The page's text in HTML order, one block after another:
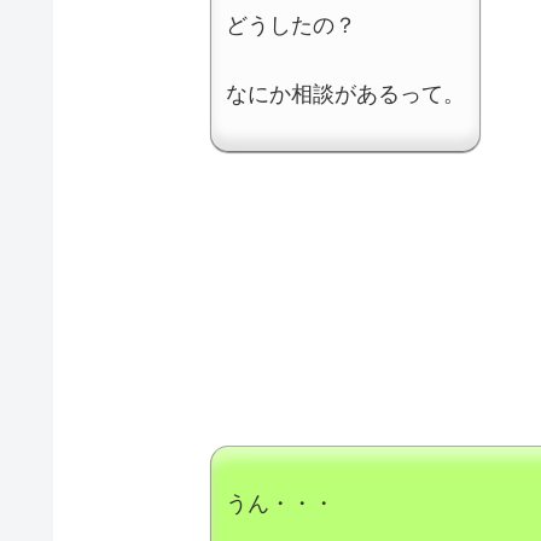
どうしたの？
なにか相談があるって。
うん・・・